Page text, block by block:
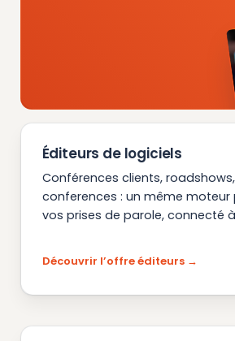
Éditeurs de logiciels
Conférences clients,
conferences : un même moteur
vos prises de parole, connecté à
Découvrir l’offre éditeurs